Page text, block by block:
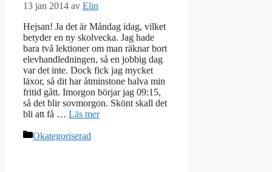
13 jan 2014 av Elin
Hejsan! Ja det är Måndag idag, vilket
betyder en ny skolvecka. Jag hade
bara två lektioner om man räknar bort
elevhandledningen, så en jobbig dag
var det inte. Dock fick jag mycket
läxor, så dit har åtminstone halva min
fritid gått. Imorgon börjar jag 09:15,
så det blir sovmorgon. Skönt skall det
bli att få … Läs mer
Kategorier
Okategoriserad